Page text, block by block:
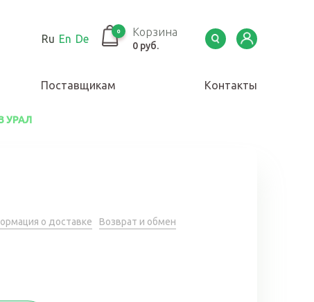
Ru En De
0 Корзина
0 руб.
Поставщикам Контакты
УРАЛ
о доставке Возврат и обмен